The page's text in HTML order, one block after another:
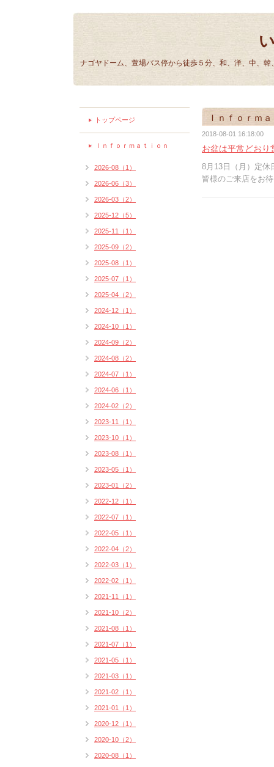
ナゴヤドーム、萱場バス停から徒歩５分、和、洋、中、
Ｉｎｆｏｒｍ
2018-08-01 16:18:00
お盆は平常どおり
8月13日（月）定
皆様のご来店をお
トップページ
Ｉｎｆｏｒｍａｔｉｏｎ
2026-08（1）
2026-06（3）
2026-03（2）
2025-12（5）
2025-11（1）
2025-09（2）
2025-08（1）
2025-07（1）
2025-04（2）
2024-12（1）
2024-10（1）
2024-09（2）
2024-08（2）
2024-07（1）
2024-06（1）
2024-02（2）
2023-11（1）
2023-10（1）
2023-08（1）
2023-05（1）
2023-01（2）
2022-12（1）
2022-07（1）
2022-05（1）
2022-04（2）
2022-03（1）
2022-02（1）
2021-11（1）
2021-10（2）
2021-08（1）
2021-07（1）
2021-05（1）
2021-03（1）
2021-02（1）
2021-01（1）
2020-12（1）
2020-10（2）
2020-08（1）